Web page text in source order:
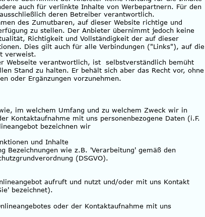
auch für verlinkte Inhalte von Werbepartnern. Für den
deren Betreiber verantwortlich.
des Zumutbaren, auf dieser Website richtige und
zu stellen. Der Anbieter übernimmt jedoch keine
Richtigkeit und Vollständigkeit der auf dieser
Dies gilt auch für alle Verbindungen ("Links"), auf die
verweist.
Webseite verantwortlich, ist  selbstverständlich bemüht
Stand zu halten. Er behält sich aber das Recht vor, ohne
oder Ergänzungen vorzunehmen.
im welchem Umfang und zu welchem Zweck wir in
Kontaktaufnahme mit uns personenbezogene Daten (i.F.
bezeichnen wir
und Inhalte
Bezeichnungen wie z.B. 'Verarbeitung' gemäß den
(DSGVO).
aufruft und nutzt und/oder mit uns Kontakt
bezeichnet).
oder der Kontaktaufnahme mit uns